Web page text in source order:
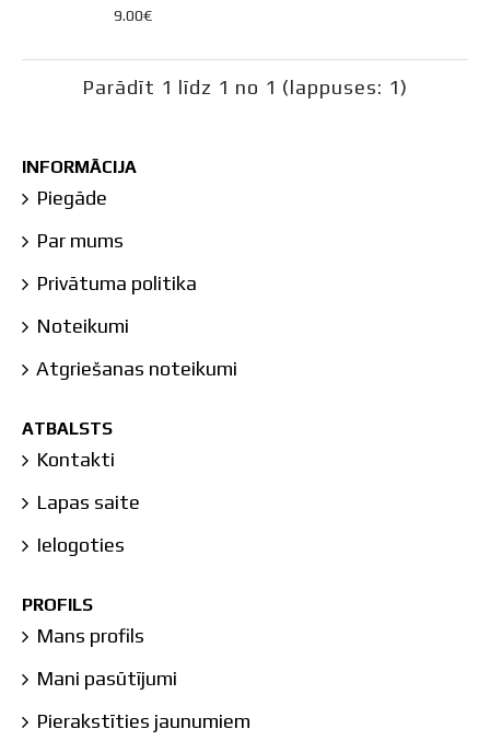
9.00€
Parādīt 1 līdz 1 no 1 (lappuses: 1)
INFORMĀCIJA
Piegāde
Par mums
Privātuma politika
Noteikumi
Atgriešanas noteikumi
ATBALSTS
Kontakti
Lapas saite
Ielogoties
PROFILS
Mans profils
Mani pasūtījumi
Pierakstīties jaunumiem